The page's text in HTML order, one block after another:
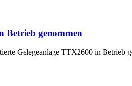
Betrieb genommen
Gelegeanlage TTX2600 in Betrieb